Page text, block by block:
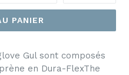
PANIER
Gul sont composés
en Dura-FlexThe